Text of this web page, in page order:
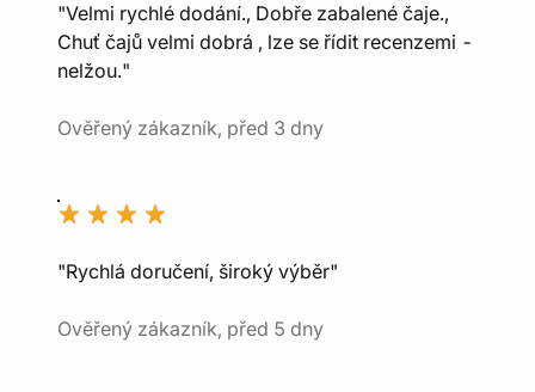
"Velmi rychlé dodání., Dobře zabalené čaje.,
Chuť čajů velmi dobrá , lze se řídit recenzemi -
nelžou."
Ověřený zákazník, před 3 dny
"Rychlá doručení, široký výběr"
Ověřený zákazník, před 5 dny